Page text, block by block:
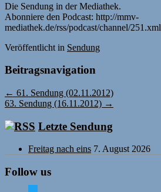
Die Sendung in der Mediathek.
Abonniere den Podcast: http://mmv-
mediathek.de/rss/podcast/channel/251.xml
Veröffentlicht in Sendung
Beitragsnavigation
← 61. Sendung (02.11.2012)
63. Sendung (16.11.2012) →
Letzte Sendung
Freitag nach eins 7. August 2026
Follow us